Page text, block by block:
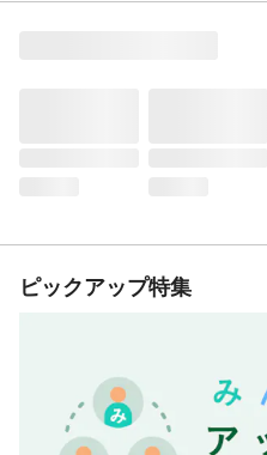
ピックアップ特集